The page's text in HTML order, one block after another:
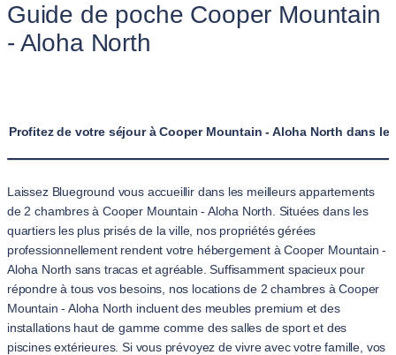
Guide de poche Cooper Mountain
- Aloha North
Profitez de votre séjour à Cooper Mountain - Aloha North dans
Laissez Blueground vous accueillir dans les meilleurs appartements
de 2 chambres à Cooper Mountain - Aloha North. Situées dans les
quartiers les plus prisés de la ville, nos propriétés gérées
professionnellement rendent votre hébergement à Cooper Mountain -
Aloha North sans tracas et agréable. Suffisamment spacieux pour
répondre à tous vos besoins, nos locations de 2 chambres à Cooper
Mountain - Aloha North incluent des meubles premium et des
installations haut de gamme comme des salles de sport et des
piscines extérieures. Si vous prévoyez de vivre avec votre famille, vos